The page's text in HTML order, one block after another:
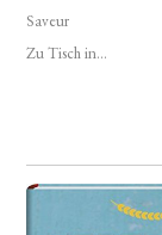
Saveur
Zu Tisch in...